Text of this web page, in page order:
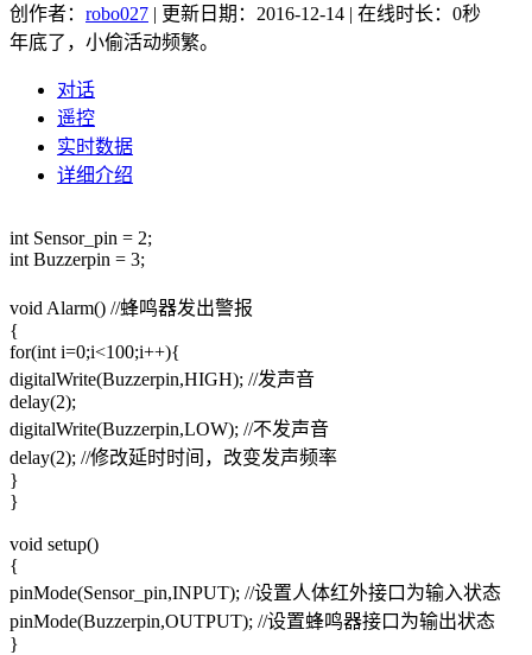
创作者： robo027 | 更新日期：2016-12-14 | 在线时长：0秒
年底了，小偷活动频繁。
对话
遥控
实时数据
详细介绍
int Sensor_pin = 2;
int Buzzerpin = 3;
void Alarm() //蜂鸣器发出警报
{
for(int i=0;i<100;i++){
digitalWrite(Buzzerpin,HIGH); //发声音
delay(2);
digitalWrite(Buzzerpin,LOW); //不发声音
delay(2); //修改延时时间，改变发声频率
}
}
void setup()
{
pinMode(Sensor_pin,INPUT); //设置人体红外接口为输入状态
pinMode(Buzzerpin,OUTPUT); //设置蜂鸣器接口为输出状态
}